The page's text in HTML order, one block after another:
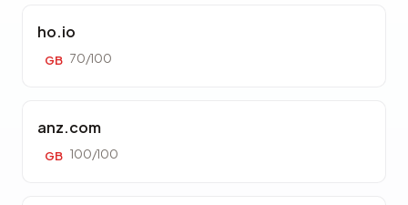
ho.io
GB 70/100
anz.com
GB 100/100